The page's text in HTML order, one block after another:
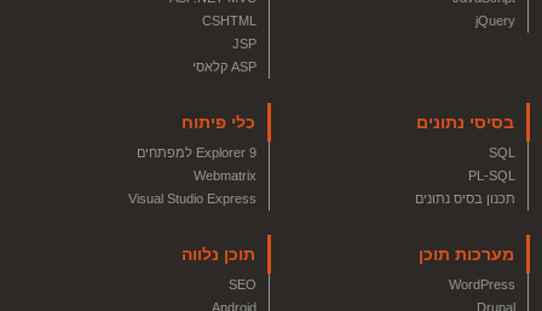
jQuery
CSHTML
JSP
ASP קלאסי
בסיסי נתונים
SQL
PL-SQL
תכנון בסיס נתונים
כלי פיתוח
Explorer 9 למפתחים
Webmatrix
Visual Studio Express
מערכות תוכן
WordPress
Drupal
תוכן נלווה
SEO
Android